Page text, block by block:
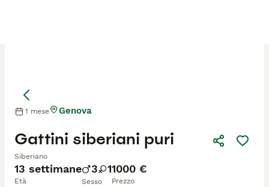
13 settimane
Età
3 1
Sesso
1000 €
Prezzo
Gattini siberiani puri
Siberiano
1 mese Genova